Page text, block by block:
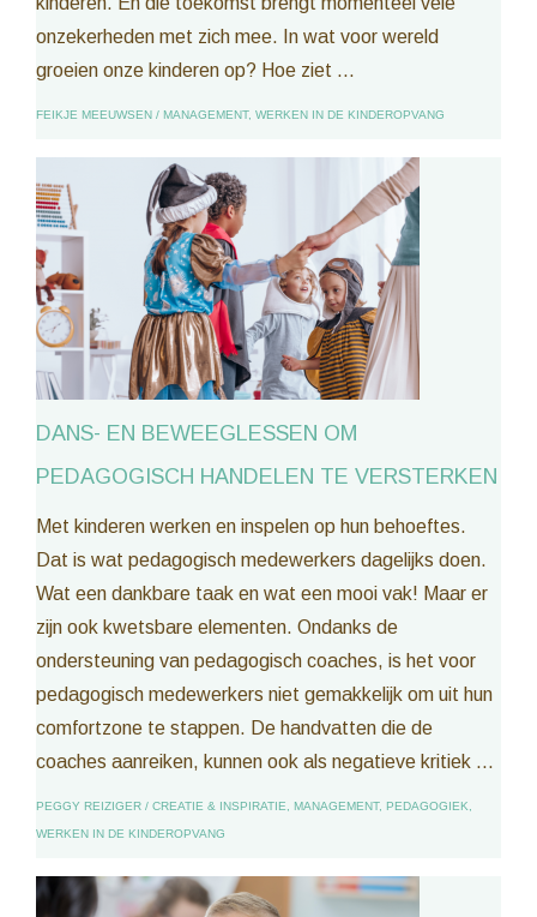
onzekerheden met zich mee. In wat voor wereld
groeien onze kinderen op? Hoe ziet ...
FEIKJE MEEUWSEN / MANAGEMENT, WERKEN IN DE KINDEROPVANG
DANS- EN BEWEEGLESSEN OM
PEDAGOGISCH HANDELEN TE VERSTERKEN
Met kinderen werken en inspelen op hun behoeftes.
Dat is wat pedagogisch medewerkers dagelijks doen.
Wat een dankbare taak en wat een mooi vak! Maar er
zijn ook kwetsbare elementen. Ondanks de
ondersteuning van pedagogisch coaches, is het voor
pedagogisch medewerkers niet gemakkelijk om uit hun
comfortzone te stappen. De handvatten die de
coaches aanreiken, kunnen ook als negatieve kritiek ...
PEGGY REIZIGER / CREATIE & INSPIRATIE MANAGEMENT, PEDAGOGIEK
WERKEN IN DE KINDEROPVANG